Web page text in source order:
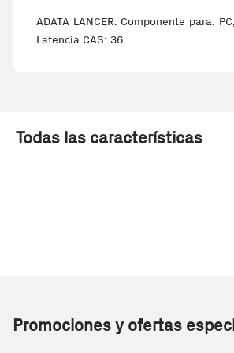
ADATA LANCER. Componente para:
Latencia CAS: 36
Todas las características
Promociones y ofertas